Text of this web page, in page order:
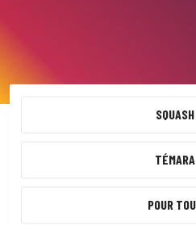
SQUASH
TÉMARA
POUR